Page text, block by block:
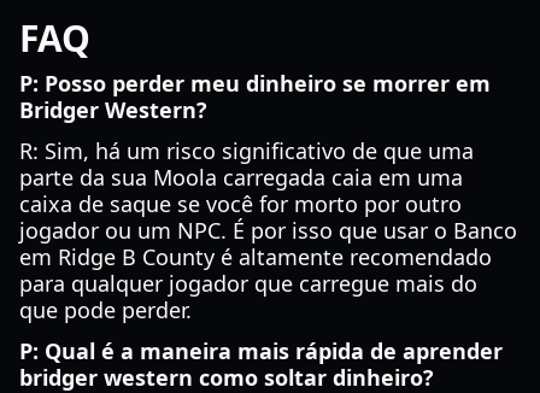
FAQ
P: Posso perder meu dinheiro se morrer em
Bridger Western?
R: Sim, há um risco significativo de que uma
parte da sua Moola carregada caia em uma
caixa de saque se você for morto por outro
jogador ou um NPC. É por isso que usar o Banco
em Ridge B County é altamente recomendado
para qualquer jogador que carregue mais do
que pode perder.
P: Qual é a maneira mais rápida de aprender
bridger western como soltar dinheiro?